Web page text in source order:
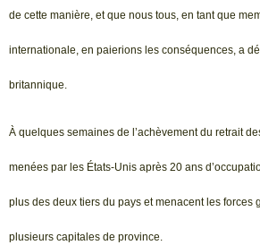
de cette manière, et que nous tous, en tant que
internationale, en paierions les conséquences, a
britannique.
À quelques semaines de l’achèvement du retrait
menées par les États-Unis après 20 ans
plus des deux tiers du pays et menacent les forces
plusieurs capitales de province.